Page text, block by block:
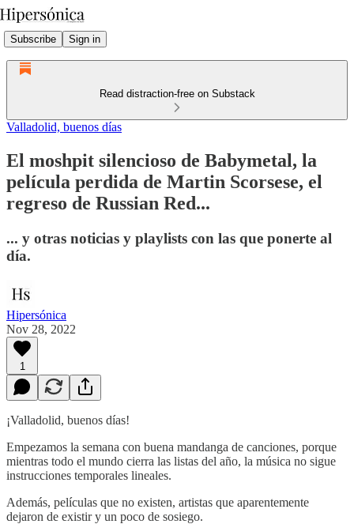
Subscribe Sign in
Read distraction-free on Substack
Valladolid, buenos días
El moshpit silencioso de Babymetal, la
película perdida de Martin Scorsese, el
regreso de Russian Red...
... y otras noticias y playlists con las que ponerte al
día.
Hipersónica
Nov 28, 2022
1
¡Valladolid, buenos días!
Empezamos la semana con buena mandanga de canciones, porque
mientras todo el mundo cierra las listas del año, la música no sigue
instrucciones temporales lineales.
Además, películas que no existen, artistas que aparentemente
dejaron de existir y un poco de sosiego.